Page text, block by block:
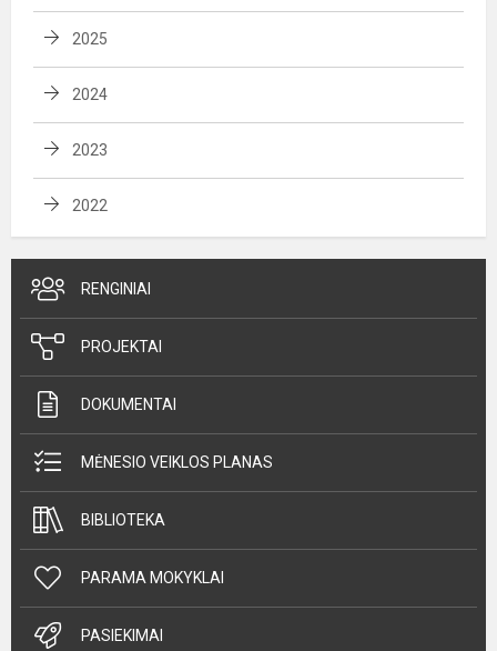
2025
2024
2023
2022
RENGINIAI
PROJEKTAI
DOKUMENTAI
MĖNESIO VEIKLOS PLANAS
BIBLIOTEKA
PARAMA MOKYKLAI
PASIEKIMAI